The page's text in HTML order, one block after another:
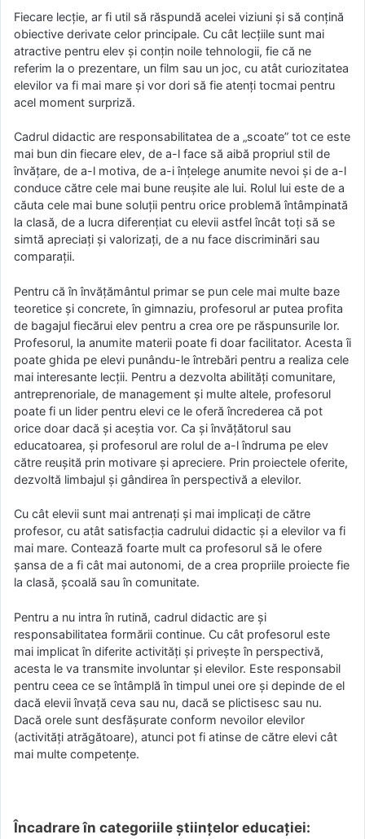
Fiecare lecție, ar fi util să răspundă acelei viziuni și să conțină
obiective derivate celor principale. Cu cât lecțiile sunt mai
atractive pentru elev și conțin noile tehnologii, fie că ne
referim la o prezentare, un film sau un joc, cu atât curiozitatea
elevilor va fi mai mare și vor dori să fie atenți tocmai pentru
acel moment surpriză.
Cadrul didactic are responsabilitatea de a „scoate” tot ce este
mai bun din fiecare elev, de a-l face să aibă propriul stil de
învățare, de a-l motiva, de a-i înțelege anumite nevoi și de a-l
conduce către cele mai bune reușite ale lui. Rolul lui este de a
căuta cele mai bune soluții pentru orice problemă întâmpinată
la clasă, de a lucra diferențiat cu elevii astfel încât toți să se
simtă apreciați și valorizați, de a nu face discriminări sau
comparații.
Pentru că în învățământul primar se pun cele mai multe baze
teoretice și concrete, în gimnaziu, profesorul ar putea profita
de bagajul fiecărui elev pentru a crea ore pe răspunsurile lor.
Profesorul, la anumite materii poate fi doar facilitator. Acesta îi
poate ghida pe elevi punându-le întrebări pentru a realiza cele
mai interesante lecții. Pentru a dezvolta abilități comunitare,
antreprenoriale, de management și multe altele, profesorul
poate fi un lider pentru elevi ce le oferă încrederea că pot
orice doar dacă și aceștia vor. Ca și învățătorul sau
educatoarea, și profesorul are rolul de a-l îndruma pe elev
către reușită prin motivare și apreciere. Prin proiectele oferite,
dezvoltă limbajul și gândirea în perspectivă a elevilor.
Cu cât elevii sunt mai antrenați și mai implicați de către
profesor, cu atât satisfacția cadrului didactic și a elevilor va fi
mai mare. Contează foarte mult ca profesorul să le ofere
șansa de a fi cât mai autonomi, de a crea propriile proiecte fie
la clasă, școală sau în comunitate.
Pentru a nu intra în rutină, cadrul didactic are și
responsabilitatea formării continue. Cu cât profesorul este
mai implicat în diferite activități și privește în perspectivă,
acesta le va transmite involuntar și elevilor. Este responsabil
pentru ceea ce se întâmplă în timpul unei ore și depinde de el
dacă elevii învață ceva sau nu, dacă se plictisesc sau nu.
Dacă orele sunt desfășurate conform nevoilor elevilor
(activități atrăgătoare), atunci pot fi atinse de către elevi cât
mai multe competențe.
Încadrare în categoriile științelor educației: